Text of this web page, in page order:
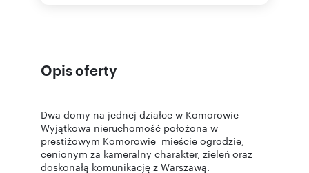
Opis oferty
Dwa domy na jednej działce w Komorowie
Wyjątkowa nieruchomość położona w
prestiżowym Komorowie mieście ogrodzie,
cenionym za kameralny charakter, zieleń oraz
doskonałą komunikację z Warszawą.